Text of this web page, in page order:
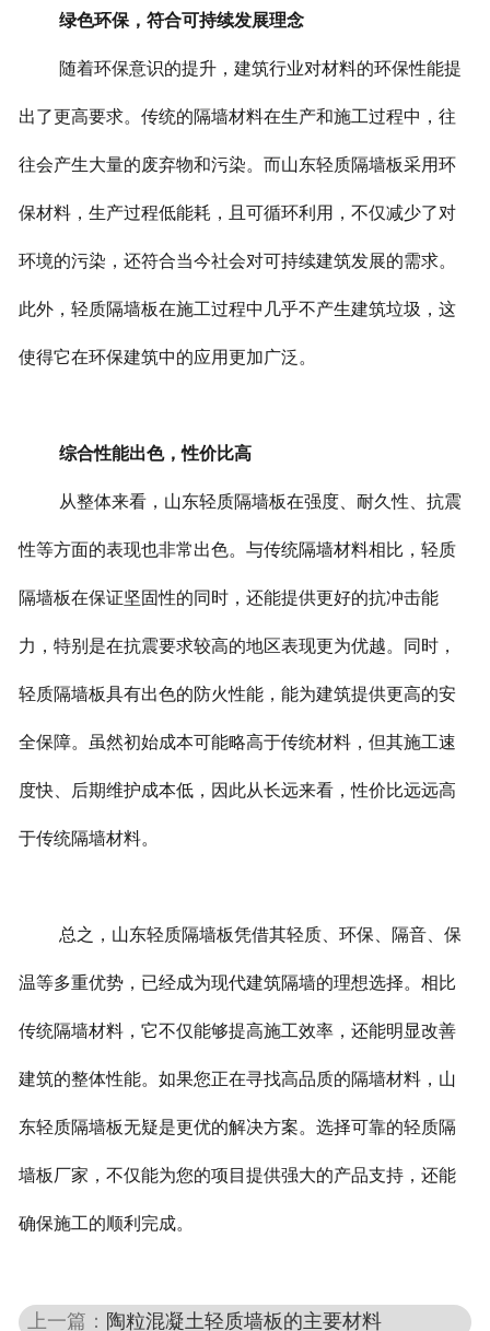
绿色环保，符合可持续发展理念
随着环保意识的提升，建筑行业对材料的环保性能提
出了更高要求。传统的隔墙材料在生产和施工过程中，往
往会产生大量的废弃物和污染。而山东轻质隔墙板采用环
保材料，生产过程低能耗，且可循环利用，不仅减少了对
环境的污染，还符合当今社会对可持续建筑发展的需求。
此外，轻质隔墙板在施工过程中几乎不产生建筑垃圾，这
使得它在环保建筑中的应用更加广泛。
综合性能出色，性价比高
从整体来看，山东轻质隔墙板在强度、耐久性、抗震
性等方面的表现也非常出色。与传统隔墙材料相比，轻质
隔墙板在保证坚固性的同时，还能提供更好的抗冲击能
力，特别是在抗震要求较高的地区表现更为优越。同时，
轻质隔墙板具有出色的防火性能，能为建筑提供更高的安
全保障。虽然初始成本可能略高于传统材料，但其施工速
度快、后期维护成本低，因此从长远来看，性价比远远高
于传统隔墙材料。
总之，山东轻质隔墙板凭借其轻质、环保、隔音、保
温等多重优势，已经成为现代建筑隔墙的理想选择。相比
传统隔墙材料，它不仅能够提高施工效率，还能明显改善
建筑的整体性能。如果您正在寻找高品质的隔墙材料，山
东轻质隔墙板无疑是更优的解决方案。选择可靠的轻质隔
墙板厂家，不仅能为您的项目提供强大的产品支持，还能
确保施工的顺利完成。
上一篇： 陶粒混凝土轻质墙板的主要材料